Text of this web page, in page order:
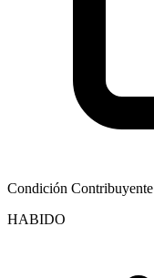
Condición Contribuyente
HABIDO